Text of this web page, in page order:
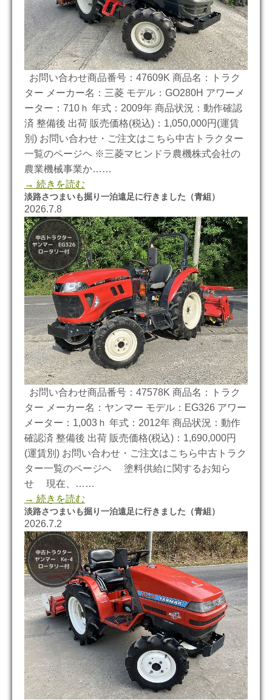
お問い合わせ商品番号：47609K 商品名：トラク
ター メーカー名：三菱 モデル：GO280H アワーメ
ーター：710ｈ 年式：2009年 商品状況：動作確認
済 整備後 出荷 販売価格(税込)：1,050,000円(運賃
別) お問い合わせ・ご注文はこちら中古トラクター
一覧のページヘ ※三菱マヒンドラ農機株式会社の
農業機械事業か……
→ 続きを読む
淡路さつまいも掘り一泊遠足に行きました（青組）
2026.7.8
お問い合わせ商品番号：47578K 商品名：トラク
ター メーカー名：ヤンマー モデル：EG326 アワー
メーター：1,003ｈ 年式：2012年 商品状況：動作
確認済 整備後 出荷 販売価格(税込)：1,690,000円
(運賃別) お問い合わせ・ご注文はこちら中古トラク
ター一覧のページヘ 塗料供給に関するお知ら
せ 現在、……
→ 続きを読む
淡路さつまいも掘り一泊遠足に行きました（青組）
2026.7.2